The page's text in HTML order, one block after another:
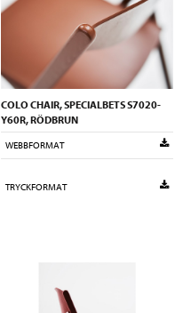
COLO CHAIR, SPECIALBETS S7020-
Y60R, RÖDBRUN
WEBBFORMAT
TRYCKFORMAT